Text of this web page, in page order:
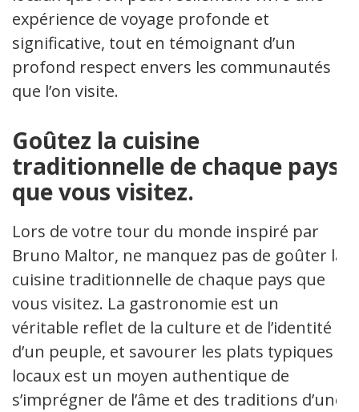
expérience de voyage profonde et
significative, tout en témoignant d’un
profond respect envers les communautés
que l’on visite.
Goûtez la cuisine
traditionnelle de chaque pays
que vous visitez.
Lors de votre tour du monde inspiré par
Bruno Maltor, ne manquez pas de goûter la
cuisine traditionnelle de chaque pays que
vous visitez. La gastronomie est un
véritable reflet de la culture et de l’identité
d’un peuple, et savourer les plats typiques
locaux est un moyen authentique de
s’imprégner de l’âme et des traditions d’une